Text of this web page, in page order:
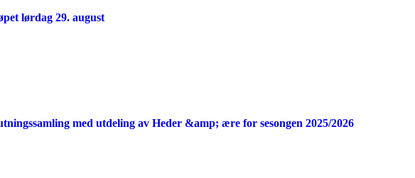
lørdag 29. august
med utdeling av Heder &amp; ære for sesongen 2025/2026